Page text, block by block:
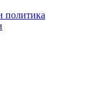
политика